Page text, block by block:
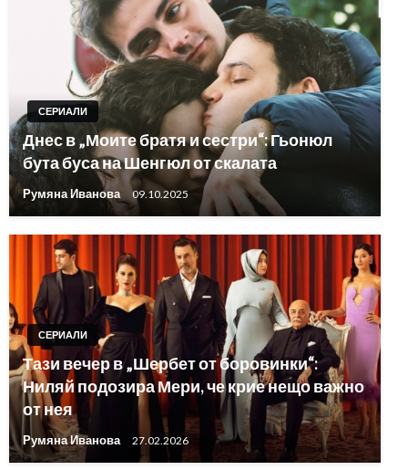
СЕРИАЛИ
Днес в „Моите братя и сестри“: Гьонюл
бута буса на Шенгюл от скалата
Румяна Иванова 09.10.2025
СЕРИАЛИ
Тази вечер в „Шербет от боровинки“:
Ниляй подозира Мери, че крие нещо важно
от нея
Румяна Иванова 27.02.2026